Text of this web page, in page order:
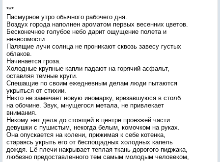
***
Пасмурное утро обычного рабочего дня.
Воздух города наполнен ароматом первых весенних цветов.
Бесконечное голубое небо дарит ощущение полета и
невесомости.
Палящие лучи солнца не проникают сквозь завесу густых
облаков.
Начинается гроза.
Холодные крупные капли падают на горячий асфальт,
оставляя темные круги.
Спешащие по своим ежедневным делам люди пытаются
укрыться от стихии.
Никто не замечает новую иномарку, врезавшуюся в столб
на обочине. Звук, мнущегося метала, не привлекает
внимания.
Никому нет дела до стоящей в центре проезжей части
девушки с пушистым, некогда белым, комочком на руках.
Она опускается на колени, прижимая к себе котенка,
стараясь укрыть его от беспощадных холодных капель
дождя. Её плечи накрывает теплая ткань дорогого пиджака,
любезно предоставленного тем самым молодым человеком,